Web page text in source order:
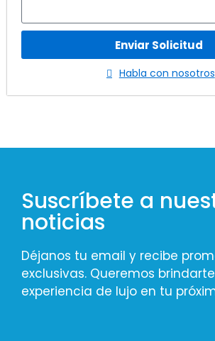
Enviar Solicitud
Habla con nosotros
Suscríbete a
noticias
Déjanos tu email y recibe
exclusivas. Queremos
experiencia de lujo en tu